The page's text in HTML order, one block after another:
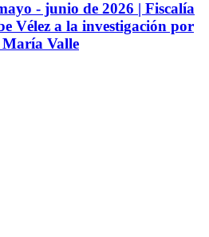
- junio de 2026 | Fiscalía
Vélez a la investigación por
María Valle